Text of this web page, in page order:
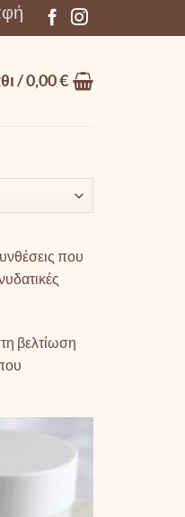
/0,00€
που
βελτίωση